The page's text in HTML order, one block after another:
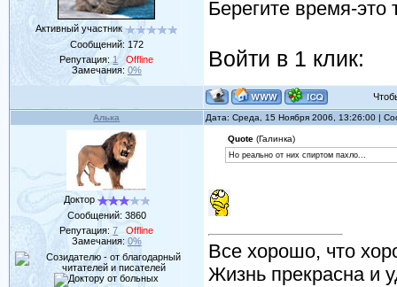
Активный участник
Сообщений: 172
Репутация: 1
Offline
Замечания: 0%
Берегите время-это
Войти в 1 клик:
Алька Дата: Среда, 15 Ноября 2006, 13:26:00 |
Доктор
Сообщений: 3860
Репутация:7
Offline
Замечания: 0%
Quote(Галинка)
Но реально от них спиртом пахло...
Все хорошо, что
Жизнь прекрасна и